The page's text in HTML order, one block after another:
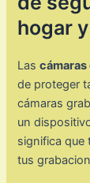
hogar
Las
de proteger
cámaras
un
significa que
tus